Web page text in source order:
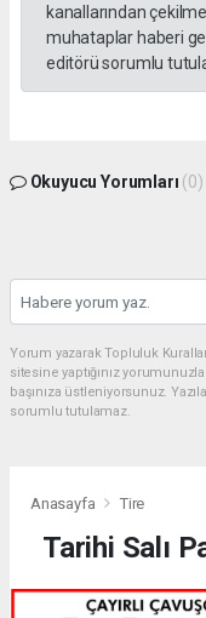
kanallarından
muhataplar haberi
editörü sorumlu
Okuyucu Yorumları (0)
Yorum yazarak Topluluk
sitesine yaptığınız
başınıza üstleniyorsunuz.
sorumlu tutulamaz.
Anasayfa Tire
Tarihi Salı